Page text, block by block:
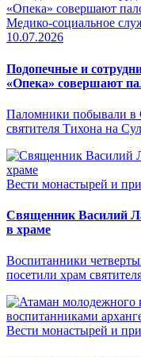
Медико-социальное
10.07.2026
Подопечные и
«Опека» совершают
Паломники побывали в
святителя Тихона на
Вести монастырей и
Священник Василий
в храме
Воспитанники
посетили храм
Вести монастырей и